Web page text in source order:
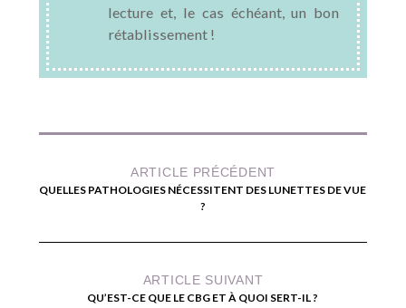
lecture et, le cas échéant, un bon
rétablissement !
ARTICLE PRÉCÉDENT
QUELLES PATHOLOGIES NÉCESSITENT DES LUNETTES DE VUE
?
ARTICLE SUIVANT
QU’EST-CE QUE LE CBG ET À QUOI SERT-IL ?